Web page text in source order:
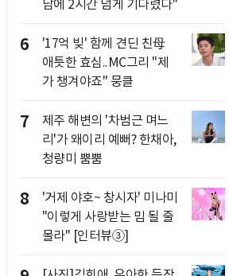
남에 2시간 넘게 기다렸다"
6
'17억 빚' 함께 견딘 친母
애틋한 효심..MC그리 "제
가 챙겨야죠" 뭉클
7
제주 해변의 '차범근 며느
리'가 왜이리 예뻐? 한채아,
청량미 뿜뿜
8
'거제 야호~ 창시자' 미나미
"이렇게 사랑받는 밈 될 줄
몰라" [인터뷰③]